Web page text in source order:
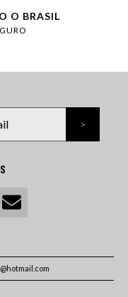
O BRASIL